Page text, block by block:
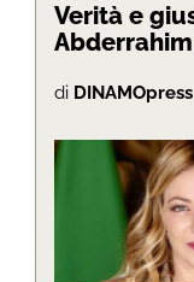
Verità e
di DINAMOpress